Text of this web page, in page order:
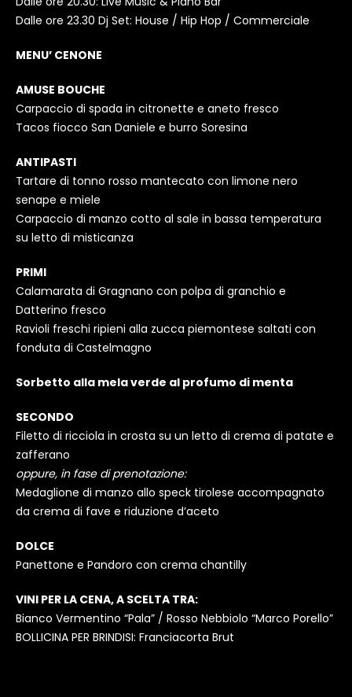
Dalle ore 23.30 Dj Set: House / Hip Hop / Commerciale
MENU’ CENONE
AMUSE BOUCHE
Carpaccio di spada in citronette e aneto fresco
Tacos fiocco San Daniele e burro Soresina
ANTIPASTI
Tartare di tonno rosso mantecato con limone nero
senape e miele
Carpaccio di manzo cotto al sale in bassa temperatura
su letto di misticanza
PRIMI
Calamarata di Gragnano con polpa di granchio e
Datterino fresco
Ravioli freschi ripieni alla zucca piemontese saltati con
fonduta di Castelmagno
Sorbetto alla mela verde al profumo di menta
SECONDO
Filetto di ricciola in crosta su un letto di crema di patate e
zafferano
oppure, in fase di prenotazione:
Medaglione di manzo allo speck tirolese accompagnato
da crema di fave e riduzione d’aceto
DOLCE
Panettone e Pandoro con crema chantilly
VINI PER LA CENA, A SCELTA TRA:
Bianco Vermentino “Pala” / Rosso Nebbiolo “Marco Porello”
BOLLICINA PER BRINDISI: Franciacorta Brut